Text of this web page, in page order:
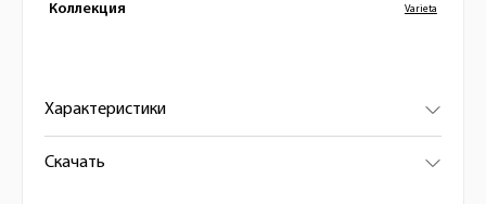
Коллекция Varieta
Характеристики
Скачать